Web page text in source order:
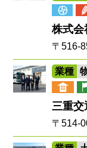
株式会
〒516-
業種
三重交
〒514-